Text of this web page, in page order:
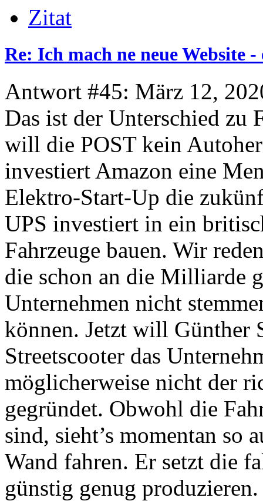
Zitat
Re: Ich mach ne neue Website -
Antwort #45: März 12,
Das ist der Unterschied zu
will die POST kein
investiert Amazon eine
Elektro-Start-Up die
UPS investiert in ein
Fahrzeuge bauen. Wir
die schon an die Milliarde
Unternehmen nicht
können. Jetzt will Günther
Streetscooter das
möglicherweise nicht der
gegründet. Obwohl die
sind, sieht’s momentan so
Wand fahren. Er setzt die
günstig genug